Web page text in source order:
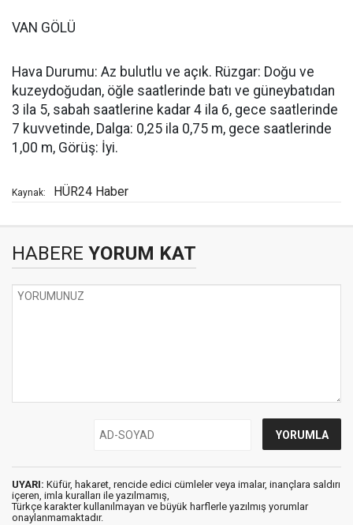
VAN GÖLÜ
Hava Durumu: Az bulutlu ve açık. Rüzgar: Doğu ve
kuzeydoğudan, öğle saatlerinde batı ve güneybatıdan
3 ila 5, sabah saatlerine kadar 4 ila 6, gece saatlerinde
7 kuvvetinde, Dalga: 0,25 ila 0,75 m, gece saatlerinde
1,00 m, Görüş: İyi.
Kaynak: HÜR24 Haber
HABERE YORUM KAT
UYARI: Küfür, hakaret, rencide edici cümleler veya imalar, inançlara saldırı
içeren, imla kuralları ile yazılmamış,
Türkçe karakter kullanılmayan ve büyük harflerle yazılmış yorumlar
onaylanmamaktadır.